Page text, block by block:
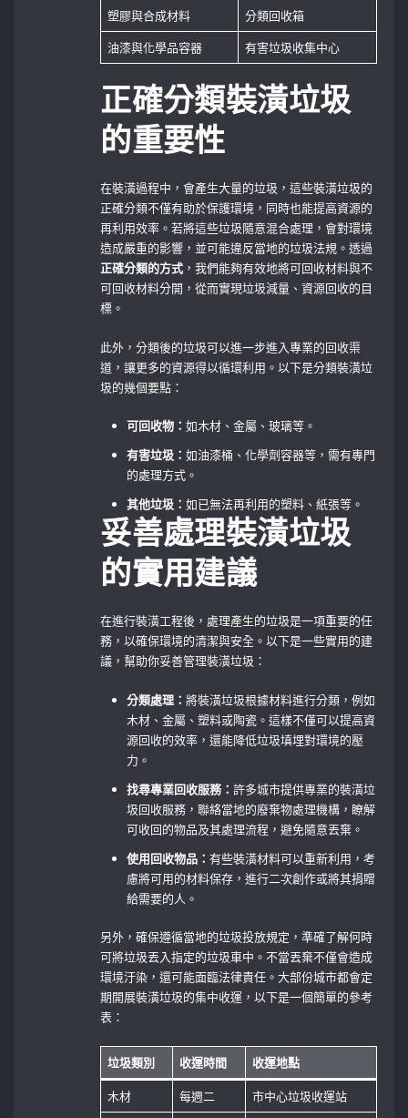
塑膠與合成材料
分類回收箱
油漆與化學品容器
有害垃圾收集中心
正確分類裝潢垃圾
的重要性
在裝潢過程中，會產生大量的垃圾，這些裝潢垃圾的
正確分類不僅有助於保護環境，同時也能提高資源的
再利用效率。若將這些垃圾隨意混合處理，會對環境
造成嚴重的影響，並可能違反當地的垃圾法規。透過
正確分類的方式 ，我們能夠有效地將可回收材料與不
可回收材料分開，從而實現垃圾減量、資源回收的目
標。
此外，分類後的垃圾可以進一步進入專業的回收渠
道，讓更多的資源得以循環利用。以下是分類裝潢垃
圾的幾個要點：
可回收物：如木材、金屬、玻璃等。
有害垃圾：如油漆桶、化學劑容器等，需有專門
的處理方式。
其他垃圾：如已無法再利用的塑料、紙張等。
妥善處理裝潢垃圾
的實用建議
在進行裝潢工程後，處理產生的垃圾是一項重要的任
務，以確保環境的清潔與安全。以下是一些實用的建
議，幫助你妥善管理裝潢垃圾：
分類處理：將裝潢垃圾根據材料進行分類，例如
木材、金屬、塑料或陶瓷。這樣不僅可以提高資
源回收的效率，還能降低垃圾填埋對環境的壓
力。
找尋專業回收服務：許多城市提供專業的裝潢垃
圾回收服務，聯絡當地的廢棄物處理機構，瞭解
可收回的物品及其處理流程，避免隨意丟棄。
使用回收物品：有些裝潢材料可以重新利用，考
慮將可用的材料保存，進行二次創作或將其捐贈
給需要的人。
另外，確保遵循當地的垃圾投放規定，準確了解何時
可將垃圾丟入指定的垃圾車中。不當丟棄不僅會造成
環境汙染，還可能面臨法律責任。大部份城市都會定
期開展裝潢垃圾的集中收運，以下是一個簡單的參考
表：
垃圾類別 收運時間 收運地點
木材 每週二
市中心垃圾收運站